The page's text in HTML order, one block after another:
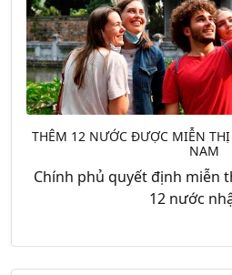
THÊM 12 NƯỚC ĐƯỢC MIỄN
NAM
Chính phủ quyết định miễn
12 nước